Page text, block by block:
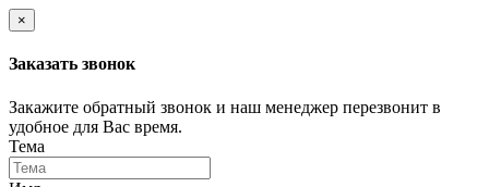
×
Заказать звонок
Закажите обратный звонок и наш менеджер перезвонит в
удобное для Вас время.
Тема